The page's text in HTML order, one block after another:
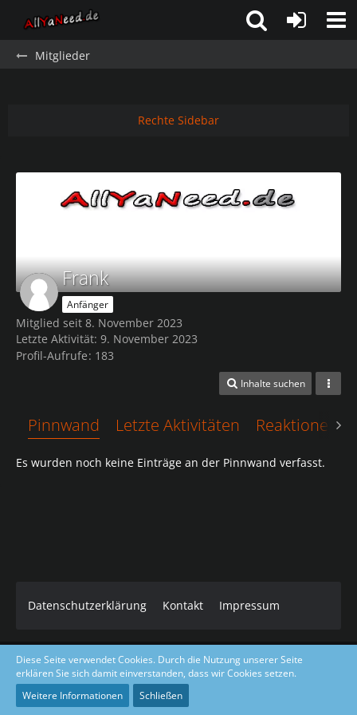
Mitglieder
Frank
Anfänger
Mitglied seit 8. November 2023
Letzte Aktivität: 9. November 2023
Profil-Aufrufe 183
Inhalte suchen
Pinnwand Letzte Aktivitäten Reaktionen
Es wurden noch keine Einträge an der Pinnwand verfasst.
Rechte Sidebar
Datenschutzerklärung Kontakt Impressum
Core Dark Modded Design coded & layout by Gino Zantarelli 2019-
2026©
Community-Software:WoltLab Suite™ 5.5.23
Diese Seite verwendet Cookies. Durch die Nutzung unserer Seite
erklären Sie sich damit einverstanden, dass wir Cookies setzen.
Weitere Informationen
Schließen